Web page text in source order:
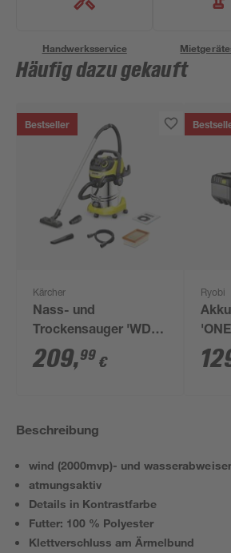
Handwerksservice
Häufig dazu gekauft
Bestseller
Kärcher
Nass- und
Trockensauger 'WD 6
P S V-30/6/22/T'
209,99 €
Ryobi
Beschreibung
wind (2000mvp)- und
atmungsaktiv
Details in Kontrastfarbe
Futter: 100 % Polyester
Klettverschluss am Ärmelbund